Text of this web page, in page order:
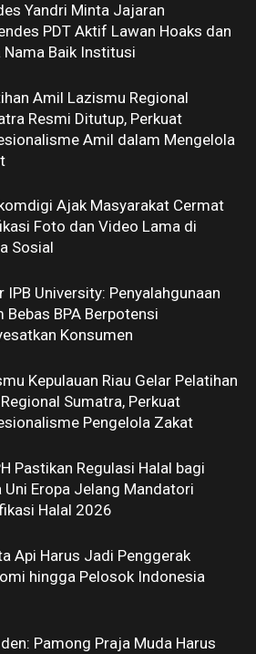
Yandri Minta Jajaran
PDT Aktif Lawan Hoaks dan
Nama Baik Institusi
Amil Lazismu Regional
Resmi Ditutup, Perkuat
Amil dalam Mengelola
Ajak Masyarakat Cermat
Foto dan Video Lama di
Sosial
IPB University: Penyalahgunaan
Bebas BPA Berpotensi
Konsumen
Kepulauan Riau Gelar Pelatihan
Sumatra, Perkuat
Pengelola Zakat
Pastikan Regulasi Halal bagi
Uni Eropa Jelang Mandatori
Halal 2026
Api Harus Jadi Penggerak
hingga Pelosok Indonesia
Pamong Praja Muda Harus